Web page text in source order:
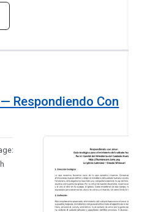
Respondiendo Con